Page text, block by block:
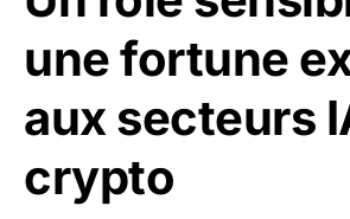
une fortune
aux secteurs
crypto